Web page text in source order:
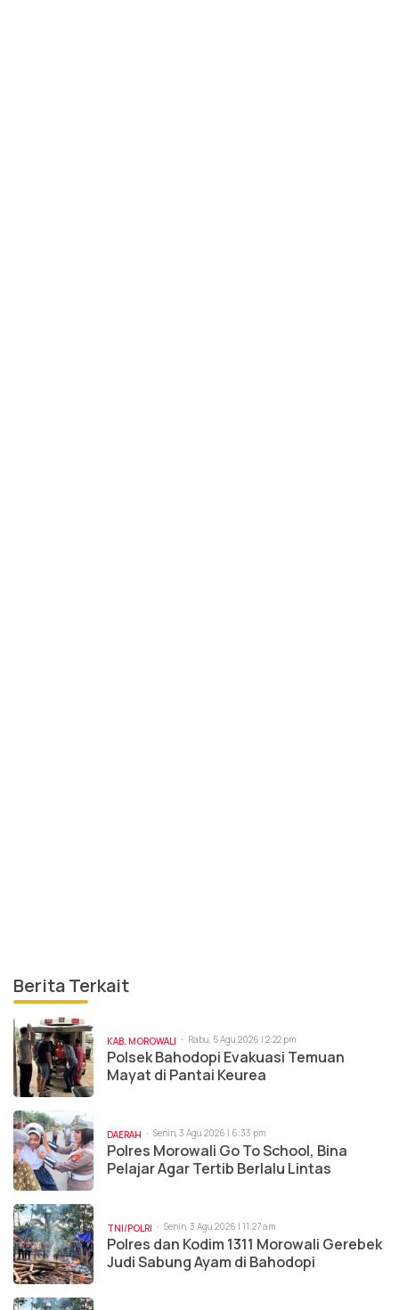
Berita Terkait
KAB. MOROWALI Rabu, 5 Agu 2026 | 2:22 pm
Polsek Bahodopi Evakuasi Temuan
Mayat di Pantai Keurea
DAERAH Senin, 3 Agu 2026 | 6:33 pm
Polres Morowali Go To School, Bina
Pelajar Agar Tertib Berlalu Lintas
TNI/POLRI Senin, 3 Agu 2026 | 11:27 am
Polres dan Kodim 1311 Morowali Gerebek
Judi Sabung Ayam di Bahodopi